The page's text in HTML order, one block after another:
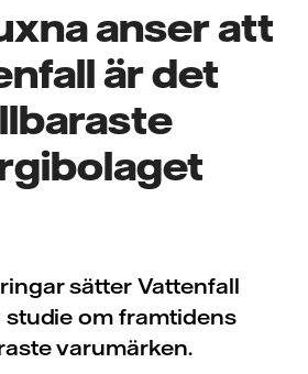
anser att
är det
sätter Vattenfall
studie om framtidens
varumärken.